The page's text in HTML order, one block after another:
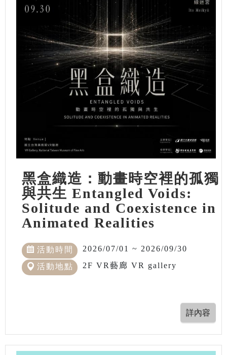
黑盒織造：動畫時空裡的孤獨
與共生 Entangled Voids:
Solitude and Coexistence in
Animated Realities
活動時間 2026/07/01 ~ 2026/09/30
活動地點 2F VR藝廊 VR gallery